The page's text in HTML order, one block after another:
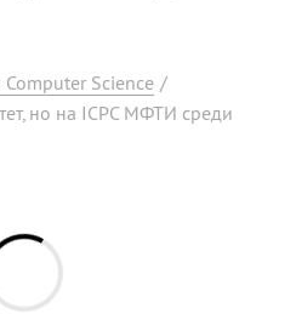
Science /
но на ICPC МФТИ среди